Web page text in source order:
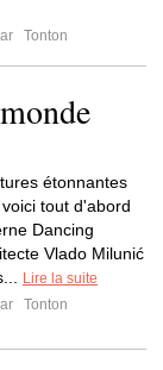
Tonton
étonnantes
tout d'abord
Dancing
Vlado Milunić
Lire la suite
Tonton